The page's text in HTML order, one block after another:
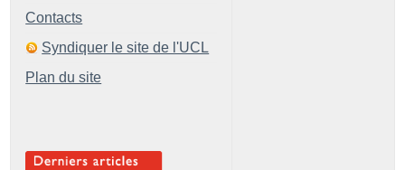
Contacts
Syndiquer le site de l'UCL
Plan du site